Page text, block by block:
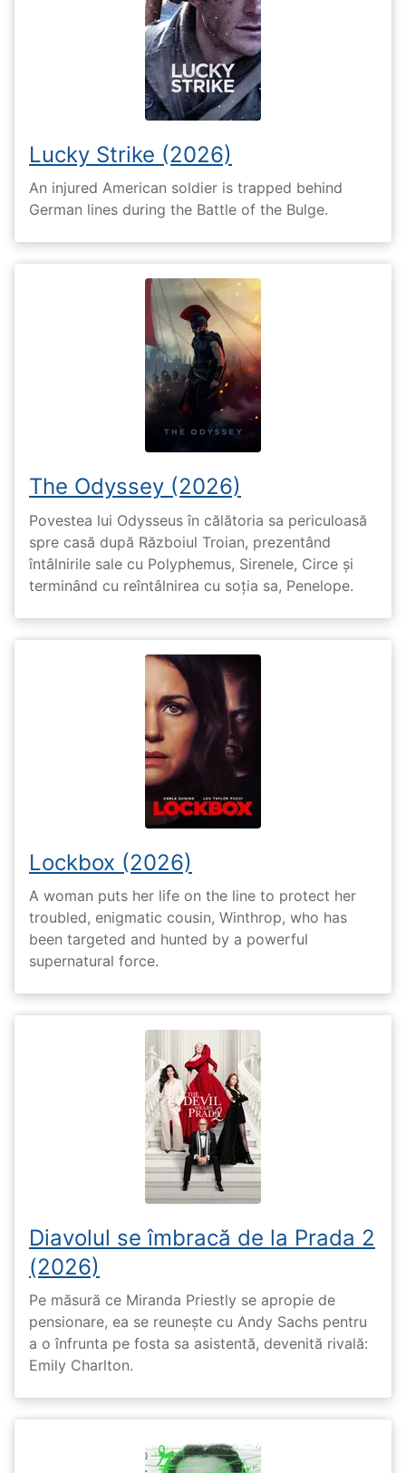
Lucky Strike (2026)
An injured American soldier is trapped behind
German lines during the Battle of the Bulge.
The Odyssey (2026)
Povestea lui Odysseus în călătoria sa periculoasă
spre casă după Războiul Troian, prezentând
întâlnirile sale cu Polyphemus, Sirenele, Circe și
terminând cu reîntâlnirea cu soția sa, Penelope.
Lockbox (2026)
A woman puts her life on the line to protect her
troubled, enigmatic cousin, Winthrop, who has
been targeted and hunted by a powerful
supernatural force.
Diavolul se îmbracă de la Prada 2
(2026)
Pe măsură ce Miranda Priestly se apropie de
pensionare, ea se reunește cu Andy Sachs pentru
a o înfrunta pe fosta sa asistentă, devenită rivală:
Emily Charlton.